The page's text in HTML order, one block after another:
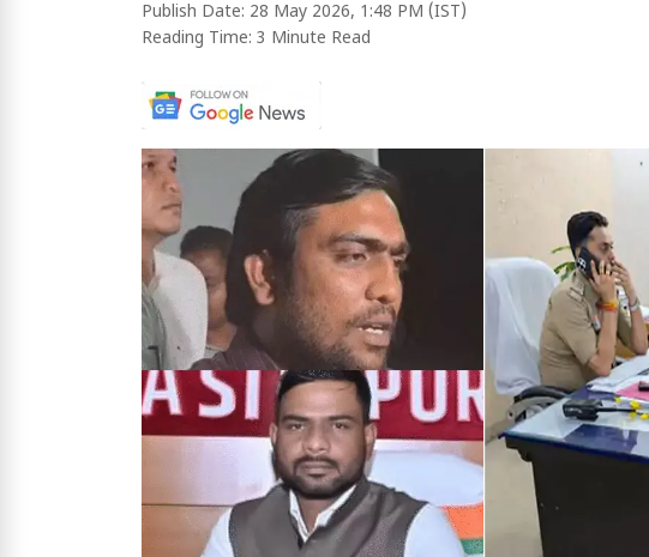
Publish Date: 28 May 2026, 1:48 PM (IST)
Reading Time: 3 Minute Read